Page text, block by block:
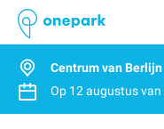
Centrum van Berlijn
Op 12 augustusvan